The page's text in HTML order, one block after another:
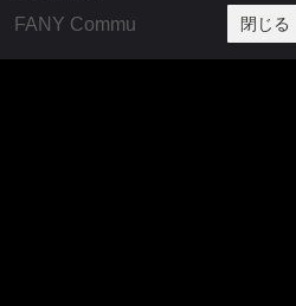
FANY Commu
閉じる